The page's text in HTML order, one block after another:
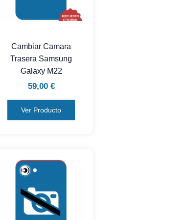
Cambiar Camara
Trasera Samsung
Galaxy M22
59,00 €
Ver Producto